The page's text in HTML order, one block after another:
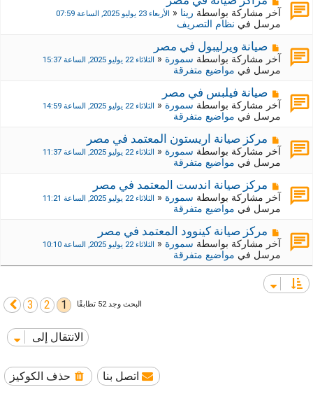
د
ة
ة
ج
د
د
ة
ش
ر
ك
ة
ج
د
د
ة
آخر مشاركة بواسطة رينا« الأربعاء 23 يوليو 2025, الساعة 07:59
مرسل في نظام التصريف
م
ش
ر
ك
ة
ج
د
د
ة
صيانة ويرليبول في مصر
آخر مشاركة بواسطة سمورة« الثلاثاء 22 يوليو 2025, الساعة 15:37
مرسل في مواضيع متفرقة
م
ش
ر
ك
ة
ج
د
د
ة
صيانة فيلبس في مصر
آخر مشاركة بواسطة سمورة« الثلاثاء 22 يوليو 2025, الساعة 14:59
مرسل في مواضيع متفرقة
م
ش
ر
ك
ة
ج
د
د
ة
مركز صيانة اريستون المعتمد في مصر
آخر مشاركة بواسطة سمورة« الثلاثاء 22 يوليو 2025, الساعة 11:37
مرسل في مواضيع متفرقة
م
ش
ر
ك
ة
ج
د
ي
د
ة
مركز صيانة اندست المعتمد في مصر
آخر مشاركة بواسطة سمورة« الثلاثاء 22 يوليو 2025, الساعة 11:21
مرسل في مواضيع متفرقة
م
ش
ر
ك
ة
ج
مركز صيانة كينوود المعتمد في مصر
آخر مشاركة بواسطة سمورة« الثلاثاء 22 يوليو 2025, الساعة 10:10
مرسل في مواضيع متفرقة
البحث وجد 52 تطابقًا 1
2
3التالي
الانتقال إلى
حذف الكوكيز اتصل بنا